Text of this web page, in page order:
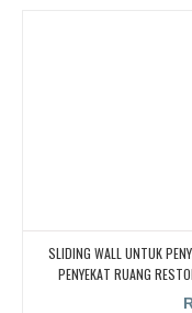
SLIDING WALL UNTUK
PENYEKAT RUANG
RESTORANT,SLIDING